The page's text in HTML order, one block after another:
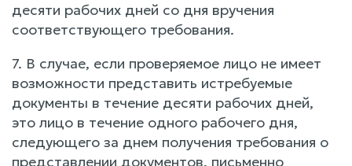
десяти рабочих дней со дня вручения
соответствующего требования.
7. В случае, если проверяемое лицо не имеет
возможности представить истребуемые
документы в течение десяти рабочих дней,
это лицо в течение одного рабочего дня,
следующего за днем получения требования о
представлении документов, письменно